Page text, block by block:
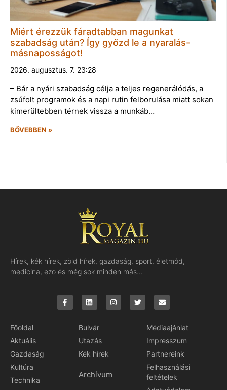
Miért érezzük fáradtabban magunkat
szabadság után? Így győzd le a nyaralás-
másnaposságot!
2026. augusztus. 7. 23:28
– Bár a nyári szabadság célja a teljes regenerálódás, a
zsúfolt programok és a napi rutin felborulása miatt sokan
kimerültebben térnek vissza a munkáb…
BŐVEBBEN »
Hírek, kék hírek, zöld hírek, gazdaság, sport, életmód,
medicina, ezo és még sok minden más…
Főoldal
Aktuális
Gazdaság
Kultúra
Technika
Bulvár
Utazás
Kék hírek
Archívum
Médiaajánlat
Impresszum
Partnereink
Felhasználási
feltételek